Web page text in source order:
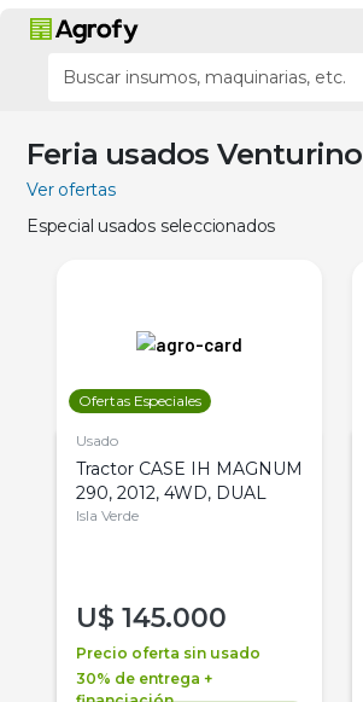
Feria usados Venturino
Ver ofertas
Especial usados seleccionados
Ofertas Especiales
Usado
Tractor CASE IH MAGNUM
290, 2012, 4WD, DUAL
Isla Verde
U$ 145.000
Precio oferta sin usado
30% de entrega +